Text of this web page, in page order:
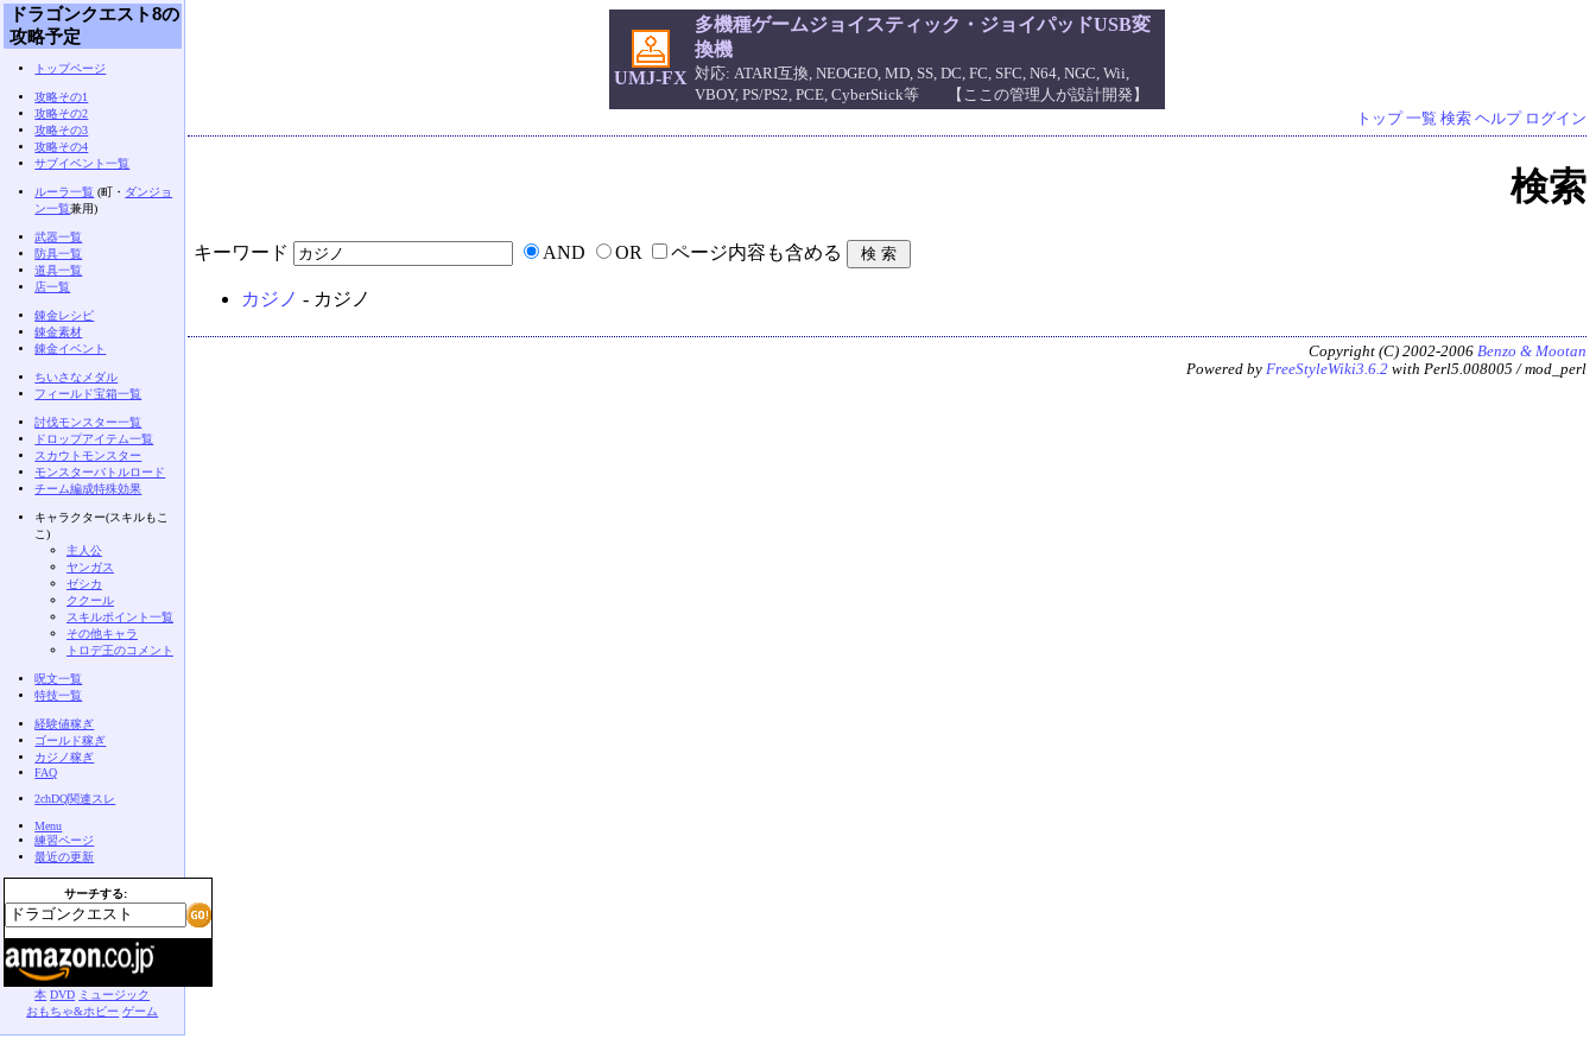
UMJ-FX
多機種ゲームジョイスティック・ジョイパッドUSB変
換機
対応: ATARI互換, NEOGEO, MD, SS, DC, FC, SFC, N64, NGC, Wii,
VBOY, PS/PS2, PCE, CyberStick等 【ここの管理人が設計開発】
トップ 一覧 検索 ヘルプ ログイン
検索
キーワード AND OR ページ内容も含める
カジノ - カジノ
Copyright (C) 2002-2006 Benzo & Mootan
Powered by FreeStyleWiki3.6.2 with Perl5.008005 / mod_perl
ドラゴンクエスト8の
攻略予定
トップページ
攻略その1
攻略その2
攻略その3
攻略その4
サブイベント一覧
ルーラ一覧 (町・ ダンジョ
ン一覧兼用)
武器一覧
防具一覧
道具一覧
店一覧
錬金レシピ
錬金素材
錬金イベント
ちいさなメダル
フィールド宝箱一覧
討伐モンスター一覧
ドロップアイテム一覧
スカウトモンスター
モンスターバトルロード
チーム編成特殊効果
キャラクター(スキルもこ
こ)
主人公
ヤンガス
ゼシカ
ククール
スキルポイント一覧
その他キャラ
トロデ王のコメント
呪文一覧
特技一覧
経験値稼ぎ
ゴールド稼ぎ
カジノ稼ぎ
FAQ
2chDQ関連スレ
Menu
練習ページ
最近の更新
サーチする:
本 DVD ミュージック
おもちゃ&ホビー ゲーム